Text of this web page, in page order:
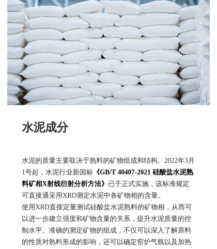
水泥成分
水泥的质量主要取决于熟料的矿物组成和结构。2022年3月
1号起，水泥行业新国标 《GB/T 40407-2021 硅酸盐水泥熟
料矿相X射线衍射分析方法》 已于正式实施，该标准规定
可直接通采用XRD测定水泥中各矿物相的含量。
使用XRD直接定量测试硅酸盐水泥熟料的矿物相，从而可
以进一步建立强度和矿物含量的关系，提升水泥质量的控
制水平。准确的测定矿物的组成，不仅可以深入了解原料
的性质对熟料形成的影响，还可以确定窑炉气氛以及加热